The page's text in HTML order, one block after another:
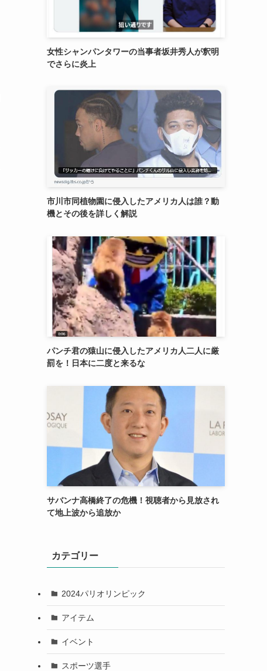
女性シャンパンタワーの当事者坂井秀人が釈明
でさらに炎上
市川市同植物園に侵入したアメリカ人は誰？動
機とその後を詳しく解説
パンチ君の猿山に侵入したアメリカ人二人に厳
罰を！日本に二度と来るな
サバンナ高橋終了の危機！視聴者から見放され
て地上波から追放か
カテゴリー
2024パリオリンピック
アイテム
イベント
スポーツ選手